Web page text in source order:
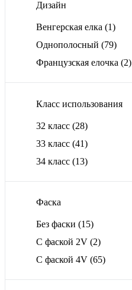
Дизайн
Венгерская елка (1)
Однополосный (79)
Французская елочка (2)
Класс использования
32 класс (28)
33 класс (41)
34 класс (13)
Фаска
Без фаски (15)
С фаской 2V (2)
С фаской 4V (65)